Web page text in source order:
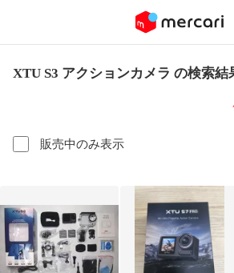
XTU S3 アクションカメラ の検索結
販売中のみ表示